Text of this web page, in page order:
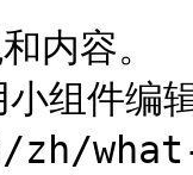
内容。
zh/